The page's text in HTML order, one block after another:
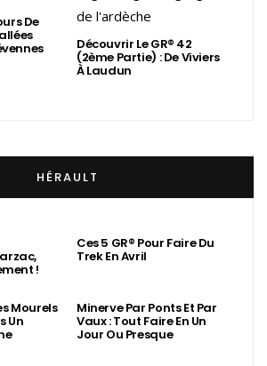
De
Découvrir Le GR® 42
(2ème Partie) : De Viviers
À Laudun
HÉRAULT
!
Ces 5 GR® Pour Faire Du
Trek En Avril
Mourels
Un
Minerve Par Ponts Et Par
Vaux : Tout Faire En Un
Jour Ou Presque